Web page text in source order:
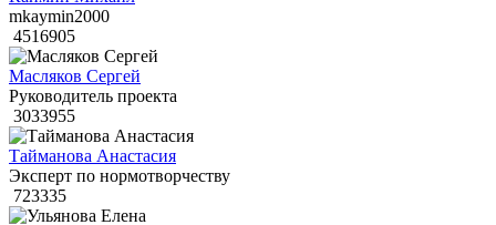
mkaymin2000
4516905
Масляков Сергей
Руководитель проекта
3033955
Тайманова Анастасия
Эксперт по нормотворчеству
723335